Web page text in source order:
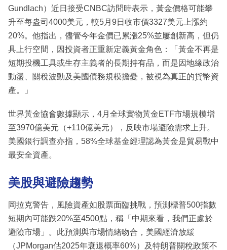
Gundlach）近日接受CNBC訪問時表示，黃金價格可能攀
升至每盎司4000美元，較5月9日收市價3327美元上漲約
20%。他指出，儘管今年金價已累漲25%並屢創新高，但仍
具上行空間，因投資者正重新定義黃金角色：「黃金不再是
短期投機工具或生存主義者的長期持有品，而是因地緣政治
動盪、關稅波動及美國債務規模擔憂，被視為真正的貨幣資
產。」
世界黃金協會數據顯示，4月全球實物黃金ETF市場規模增
至3970億美元（+110億美元），反映市場避險需求上升。
美國銀行調查亦指，58%全球基金經理認為黃金是貿易戰中
最安全資產。
美股與避險趨勢
岡拉克警告，風險資產如股票面臨挑戰，預測標普500指數
短期內可能跌20%至4500點，稱「中期來看，我們正處於
避險市場」。此預測與市場情緒吻合，美國經濟放緩
（JPMorgan估2025年衰退概率60%）及特朗普關稅政策不